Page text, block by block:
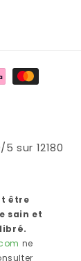
sur 12180
être
sain et
ne